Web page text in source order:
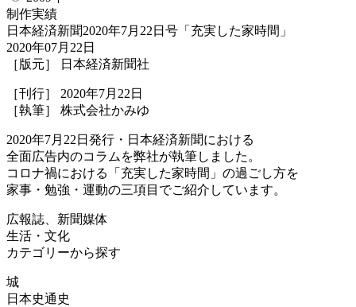
制作実績
日本経済新聞2020年7月22日号「充実した家時間」
2020年07月22日
［版元］ 日本経済新聞社
［刊行］ 2020年7月22日
［執筆］ 株式会社かみゆ
2020年7月22日発行・日本経済新聞における
全面広告内のコラムを弊社が執筆しました。
コロナ禍における「充実した家時間」の過ごし方を
家事・勉強・運動の三項目でご紹介しています。
広報誌、新聞媒体
生活・文化
カテゴリーから探す
城
日本史通史